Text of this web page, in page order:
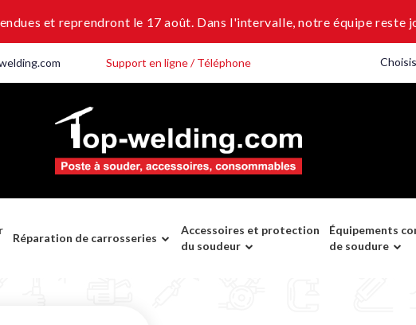
et reprendront le 17 août. Dans l'intervalle, notre équipe reste
Support en ligne / Téléphone
Réparation de carrosseries
Accessoires et protection
du soudeur
Équipements
de soudure